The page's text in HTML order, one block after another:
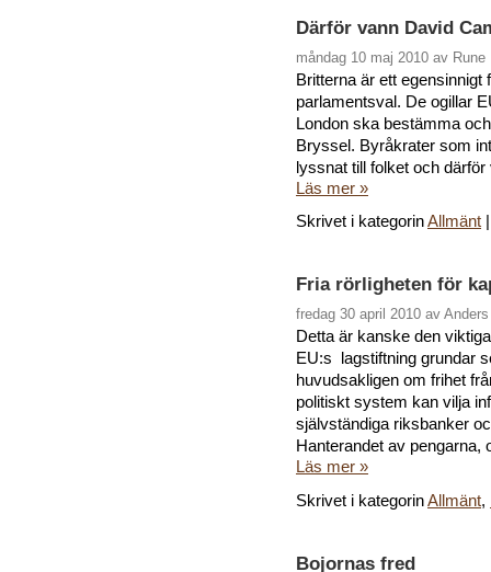
Därför vann David
måndag 10 maj 2010 av Rune
Britterna är ett egensinnigt
parlamentsval. De ogillar
London ska bestämma
Bryssel. Byråkrater som
lyssnat till folket och
Läs mer »
Skrivet i kategorinAllmänt
Fria rörligheten för
fredag 30 april 2010 av
Detta är kanske den
EU:s lagstiftning grundar
huvudsakligen om frihet
politiskt system kan vilja
självständiga riksbanker
Hanterandet av pengarna,
Läs mer »
Skrivet i kategorinAllmänt,
Bojornas fred